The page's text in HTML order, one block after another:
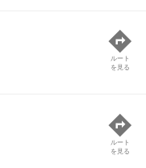
ルート
を見る
ルート
を見る